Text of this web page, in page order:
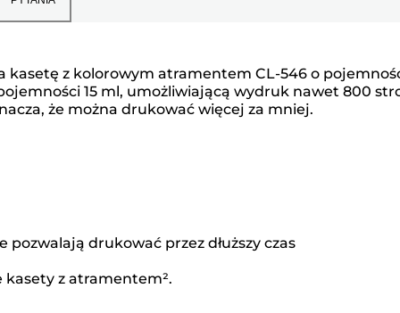
z kolorowym atramentem CL-546 o
15 ml, umożliwiającą wydruk nawet 800
że można drukować więcej za mniej.
drukować przez dłuższy czas
z atramentem².